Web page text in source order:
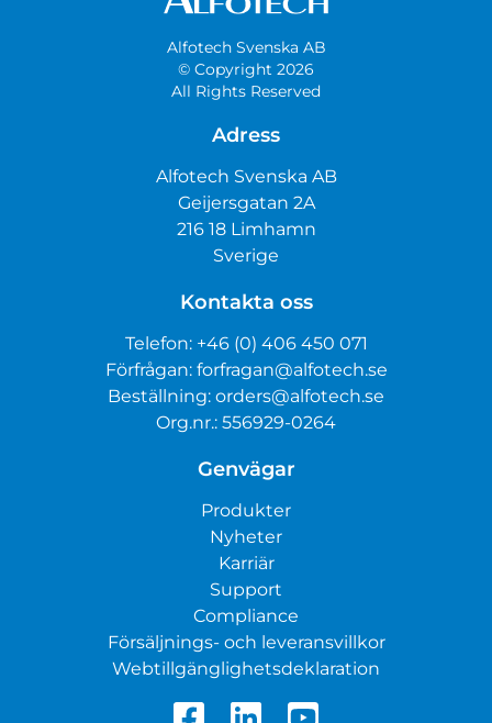
Alfotech Svenska AB
© Copyright 2026
All Rights Reserved
Adress
Alfotech Svenska AB
Geijersgatan 2A
216 18 Limhamn
Sverige
Kontakta oss
Telefon: +46 (0) 406 450 071
Förfrågan: forfragan@alfotech.se
Beställning: orders@alfotech.se
Org.nr.: 556929-0264
Genvägar
Produkter
Nyheter
Karriär
Support
Compliance
Försäljnings- och leveransvillkor
Webtillgänglighetsdeklaration